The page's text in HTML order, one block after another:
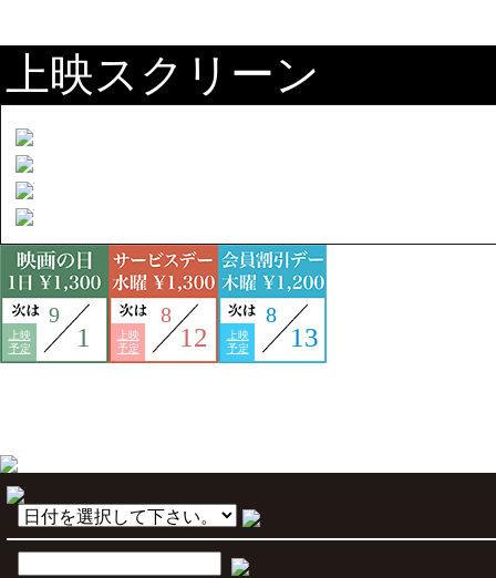
上映スクリーン
上映
予定
9
1
上映
予定
8
12
上映
予定
8
13